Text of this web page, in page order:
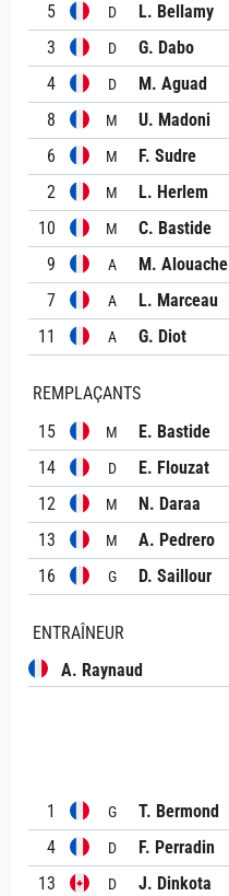
5
D L. Bellamy
3 D
G. Dabo
4
D
M. Aguad
8
M U. Madoni
6 M
F. Sudre
2
M L. Herlem
10 M C. Bastide
9 A M. Alouache
7 A
L. Marceau
11
A G. Diot
REMPLAÇANTS
15
M E. Bastide
14 D E. Flouzat
12 M N. Daraa
13 M A. Pedrero
16 G D. Saillour
ENTRAÎNEUR
A. Raynaud
1 G
T. Bermond
4
D
F. Perradin
13
D
J. Dinkota